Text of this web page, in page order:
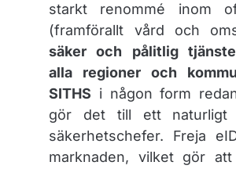
starkt renommé inom
(framförallt vård och
säker och pålitlig
alla regioner och
SITHS i någon form
gör det till ett naturligt
säkerhetschefer. Freja
marknaden, vilket gör